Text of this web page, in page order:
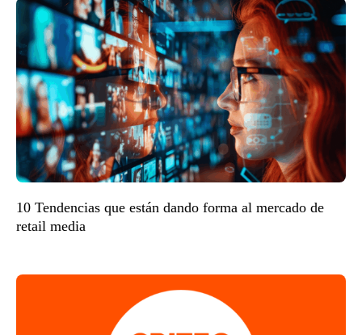
10 Tendencias que están dando forma al mercado de
retail media